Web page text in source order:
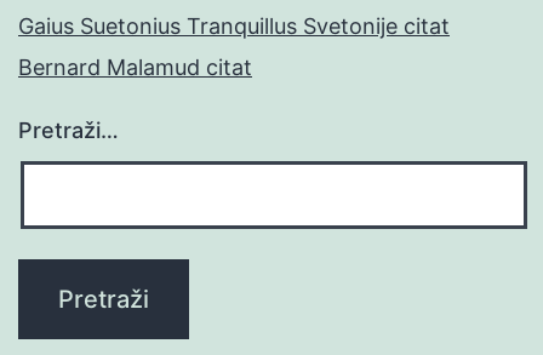
Gaius Suetonius Tranquillus Svetonije citat
Bernard Malamud citat
Pretraži…